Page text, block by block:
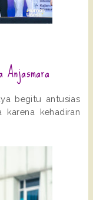
Anjasmara
begitu antusias
kehadiran